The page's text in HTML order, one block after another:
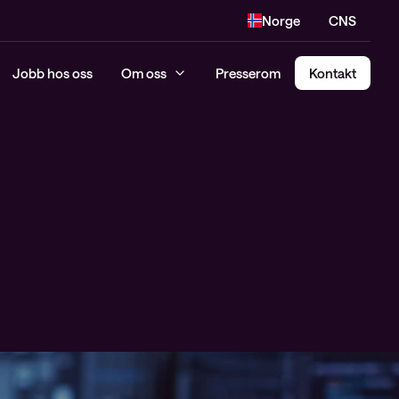
Norge CNS
Jobb hos oss Om oss Presserom Kontakt